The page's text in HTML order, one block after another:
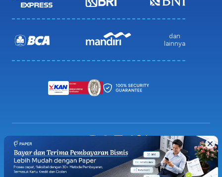
dan
lainnya
© 2026 Paper.id (PT Pakar Digital Global)
Privacy Policy
Terms & Condition
Sitemap